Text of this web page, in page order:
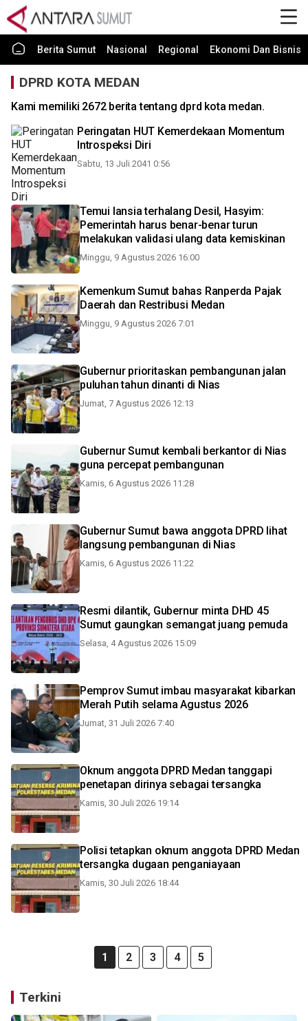
Berita Sumut Nasional Regional Ekonomi Dan Bisnis
DPRD KOTA MEDAN
Kami memiliki 2672 berita tentang dprd kota medan.
Peringatan HUT Kemerdekaan Momentum
Introspeksi Diri
Sabtu, 13 Juli 2041 0:56
Temui lansia terhalang Desil, Hasyim:
Pemerintah harus benar-benar turun
melakukan validasi ulang data kemiskinan
Minggu, 9 Agustus 2026 16:00
Kemenkum Sumut bahas Ranperda Pajak
Daerah dan Restribusi Medan
Minggu, 9 Agustus 2026 7:01
Gubernur prioritaskan pembangunan jalan
puluhan tahun dinanti di Nias
Jumat, 7 Agustus 2026 12:13
Gubernur Sumut kembali berkantor di Nias
guna percepat pembangunan
Kamis, 6 Agustus 2026 11:28
Gubernur Sumut bawa anggota DPRD lihat
langsung pembangunan di Nias
Kamis, 6 Agustus 2026 11:22
Resmi dilantik, Gubernur minta DHD 45
Sumut gaungkan semangat juang pemuda
Selasa, 4 Agustus 2026 15:09
Pemprov Sumut imbau masyarakat kibarkan
Merah Putih selama Agustus 2026
Jumat, 31 Juli 2026 7:40
Oknum anggota DPRD Medan tanggapi
penetapan dirinya sebagai tersangka
Kamis, 30 Juli 2026 19:14
Polisi tetapkan oknum anggota DPRD Medan
tersangka dugaan penganiayaan
Kamis, 30 Juli 2026 18:44
1 2 3 4 5
Terkini